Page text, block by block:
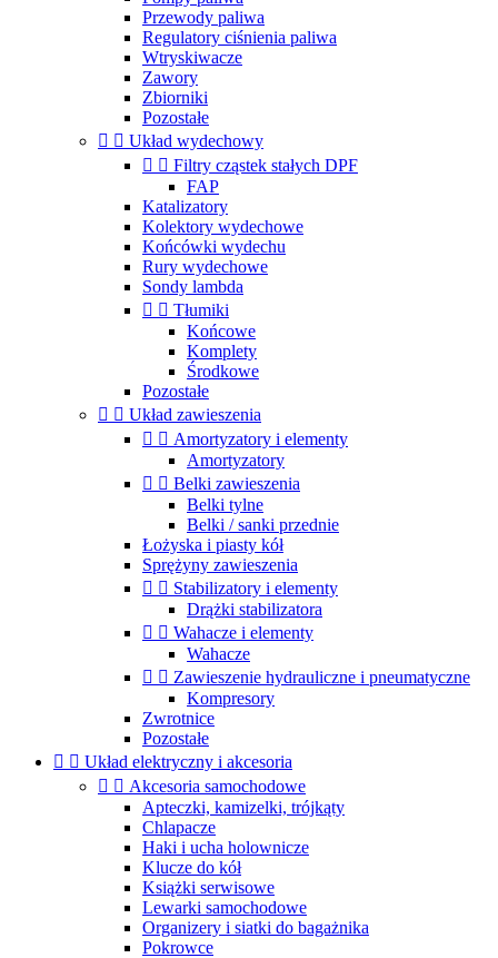
Przewody paliwa
Regulatory ciśnienia paliwa
Wtryskiwacze
Zawory
Zbiorniki
Pozostałe
  Układ wydechowy
  Filtry cząstek stałych DPF
FAP
Katalizatory
Kolektory wydechowe
Końcówki wydechu
Rury wydechowe
Sondy lambda
  Tłumiki
Końcowe
Komplety
Środkowe
Pozostałe
  Układ zawieszenia
  Amortyzatory i elementy
Amortyzatory
  Belki zawieszenia
Belki tylne
Belki / sanki przednie
Łożyska i piasty kół
Sprężyny zawieszenia
  Stabilizatory i elementy
Drążki stabilizatora
  Wahacze i elementy
Wahacze
  Zawieszenie hydrauliczne i pneumatyczne
Kompresory
Zwrotnice
Pozostałe
  Układ elektryczny i akcesoria
  Akcesoria samochodowe
Apteczki, kamizelki, trójkąty
Chlapacze
Haki i ucha holownicze
Klucze do kół
Książki serwisowe
Lewarki samochodowe
Organizery i siatki do bagażnika
Pokrowce